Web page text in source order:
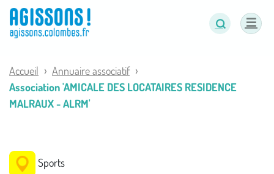
Accueil
Annuaire associatif
Association 'AMICALE DES LOCATAIRES RESIDENCE
MALRAUX - ALRM'
Sports
Panneau de gestion des cookies